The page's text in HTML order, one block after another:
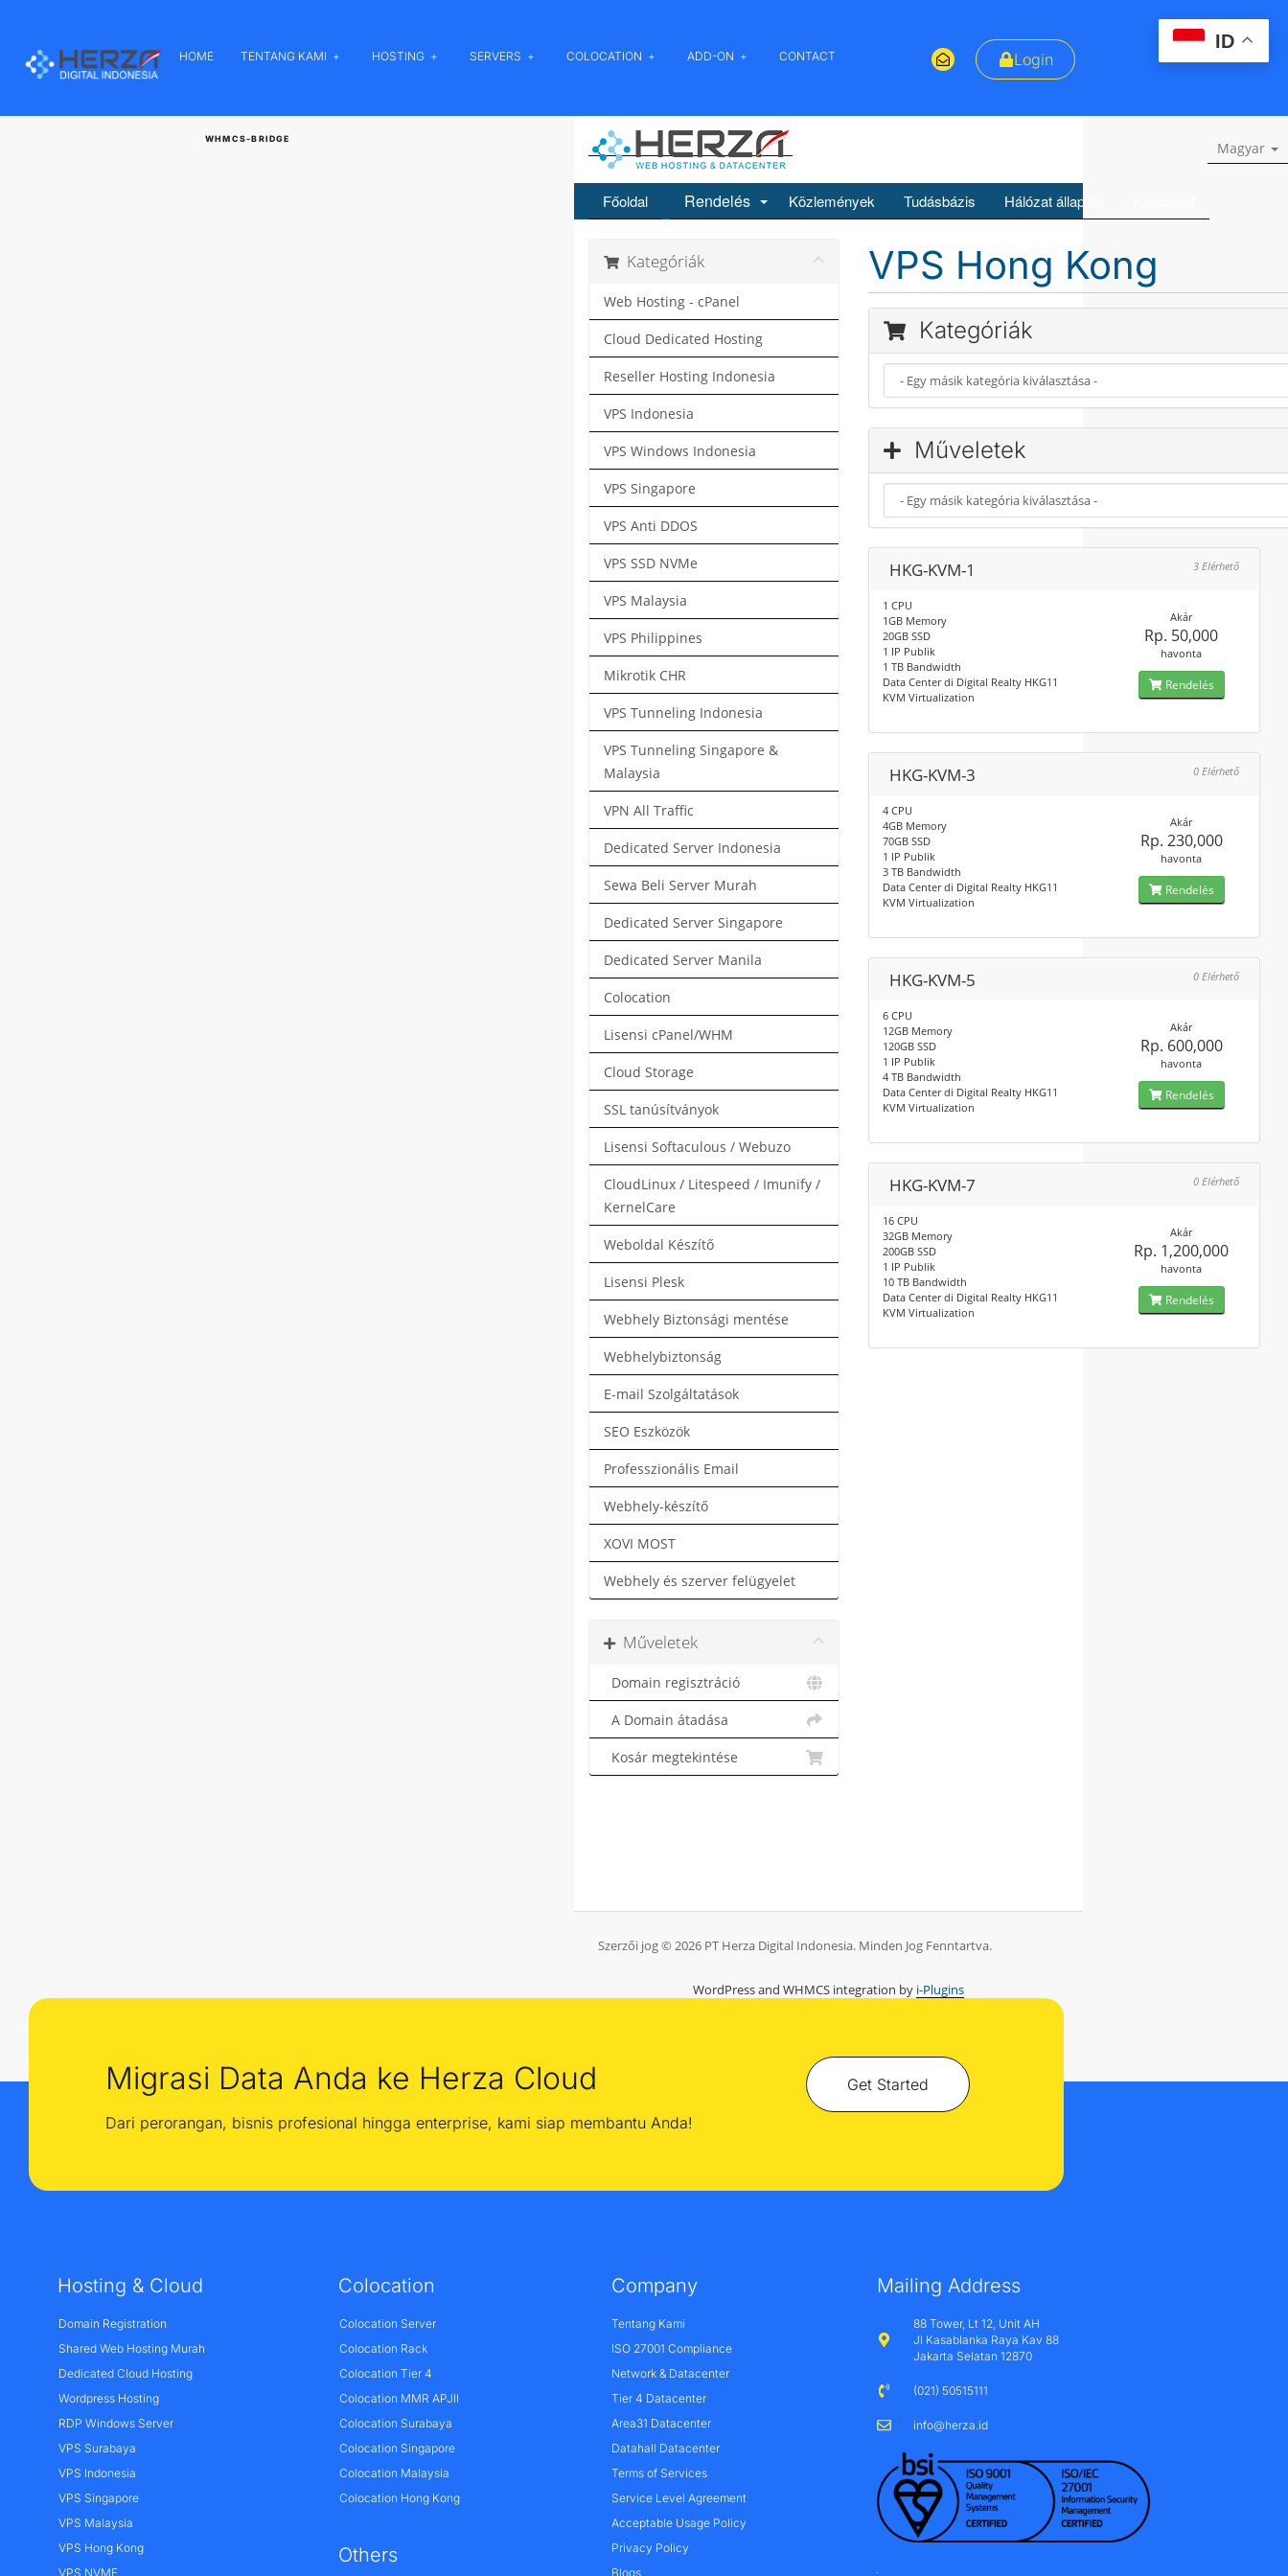
HOME TENTANG KAMI HOSTING SERVERS COLOCATION ADD-ON CONTACT Login
WHMCS-BRIDGE Magyar
Főoldal Rendelés Közlemények Tudásbázis Hálózat állapota
VPS Hong Kong
Kategóriák
Web Hosting - cPanel
Cloud Dedicated Hosting
Reseller Hosting Indonesia
VPS Indonesia
VPS Windows Indonesia
VPS Singapore
VPS Anti DDOS
VPS SSD NVMe
VPS Malaysia
VPS Philippines
Mikrotik CHR
VPS Tunneling Indonesia
VPS Tunneling Singapore &
Malaysia
VPN All Traffic
Dedicated Server Indonesia
Sewa Beli Server Murah
Dedicated Server Singapore
Dedicated Server Manila
Colocation
Lisensi cPanel/WHM
Cloud Storage
SSL tanúsítványok
Lisensi Softaculous / Webuzo
CloudLinux / Litespeed / Imunify /
KernelCare
Weboldal Készítő
Lisensi Plesk
Webhely Biztonsági mentése
Webhelybiztonság
E-mail Szolgáltatások
SEO Eszközök
Professzionális Email
Webhely-készítő
XOVI MOST
Webhely és szerver felügyelet
Műveletek
Domain regisztráció
A Domain átadása
Kosár megtekintése
Kategóriák
Műveletek
HKG-KVM-1 3 Elérhető
1 CPU
1GB Memory
20GB SSD
1 IP Publik
1 TB Bandwidth
Data Center di Digital Realty HKG11
KVM Virtualization
Akár
Rp. 50,000
havonta
Rendelés
HKG-KVM-3 0 Elérhető
4 CPU
4GB Memory
70GB SSD
1 IP Publik
3 TB Bandwidth
Data Center di Digital Realty HKG11
KVM Virtualization
Akár
Rp. 230,000
havonta
Rendelés
HKG-KVM-5 0 Elérhető
6 CPU
12GB Memory
120GB SSD
1 IP Publik
4 TB Bandwidth
Data Center di Digital Realty HKG11
KVM Virtualization
Akár
Rp. 600,000
havonta
Rendelés
HKG-KVM-7 0 Elérhető
16 CPU
32GB Memory
200GB SSD
1 IP Publik
10 TB Bandwidth
Data Center di Digital Realty HKG11
KVM Virtualization
Akár
Rp. 1,200,000
havonta
Rendelés
Szerzői jog © 2026 PT Herza Digital Indonesia. Minden Jog Fenntartva.
WordPress and WHMCS integration by i-Plugins
Migrasi Data Anda ke Herza Cloud
Dari perorangan, bisnis profesional hingga enterprise, kami siap membantu Anda!
Get Started
Hosting & Cloud
Domain Registration
Shared Web Hosting Murah
Dedicated Cloud Hosting
Wordpress Hosting
RDP Windows Server
VPS Surabaya
VPS Indonesia
VPS Singapore
VPS Malaysia
VPS Hong Kong
VPS NVME
Colocation
Colocation Server
Colocation Rack
Colocation Tier 4
Colocation MMR APJII
Colocation Surabaya
Colocation Singapore
Colocation Malaysia
Colocation Hong Kong
Others
Company
Tentang Kami
ISO 27001 Compliance
Network & Datacenter
Tier 4 Datacenter
Area31 Datacenter
Datahall Datacenter
Terms of Services
Service Level Agreement
Acceptable Usage Policy
Privacy Policy
Blogs
Mailing Address
88 Tower, Lt 12, Unit AH
Jl Kasablanka Raya Kav 88
Jakarta Selatan 12870
(021) 50515111
info@herza.id
ID